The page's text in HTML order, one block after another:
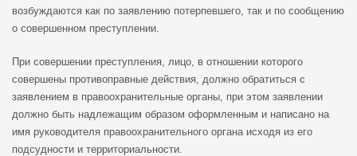
возбуждаются как по заявлению потерпевшего, так и по сообщению
о совершенном преступлении.
При совершении преступления, лицо, в отношении которого
совершены противоправные действия, должно обратиться с
заявлением в правоохранительные органы, при этом заявлении
должно быть надлежащим образом оформленным и написано на
имя руководителя правоохранительного органа исходя из его
подсудности и территориальности.